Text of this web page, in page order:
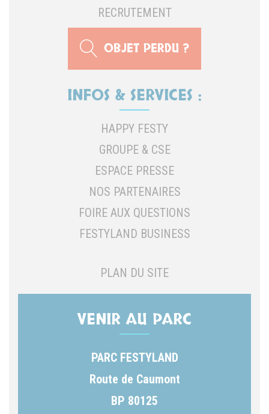
RECRUTEMENT
OBJET PERDU ?
INFOS & SERVICES :
HAPPY FESTY
GROUPE & CSE
ESPACE PRESSE
NOS PARTENAIRES
FOIRE AUX QUESTIONS
FESTYLAND BUSINESS
PLAN DU SITE
VENIR AU PARC
PARC FESTYLAND
Route de Caumont
BP 80125